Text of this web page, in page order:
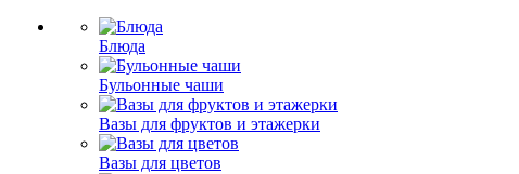
Блюда
Бульонные чаши
Вазы для фруктов и этажерки
Вазы для цветов